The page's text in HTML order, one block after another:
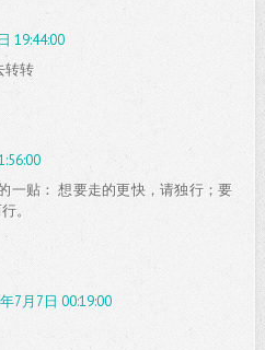
19:44:00
转转
一贴： 想要走的更快，请独行；要
。
7月7日 00:19:00